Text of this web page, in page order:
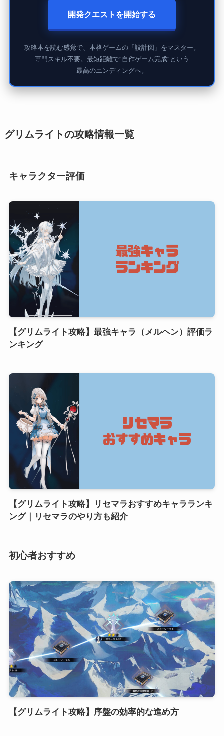
開発クエストを開始する
攻略本を読む感覚で、本格ゲームの「設計図」をマスター。
専門スキル不要。最短距離で"自作ゲーム完成"という
最高のエンディングへ。
グリムライトの攻略情報一覧
キャラクター評価
【グリムライト攻略】最強キャラ（メルヘン）評価ラ
ンキング
【グリムライト攻略】リセマラおすすめキャラランキ
ング｜リセマラのやり方も紹介
初心者おすすめ
【グリムライト攻略】序盤の効率的な進め方